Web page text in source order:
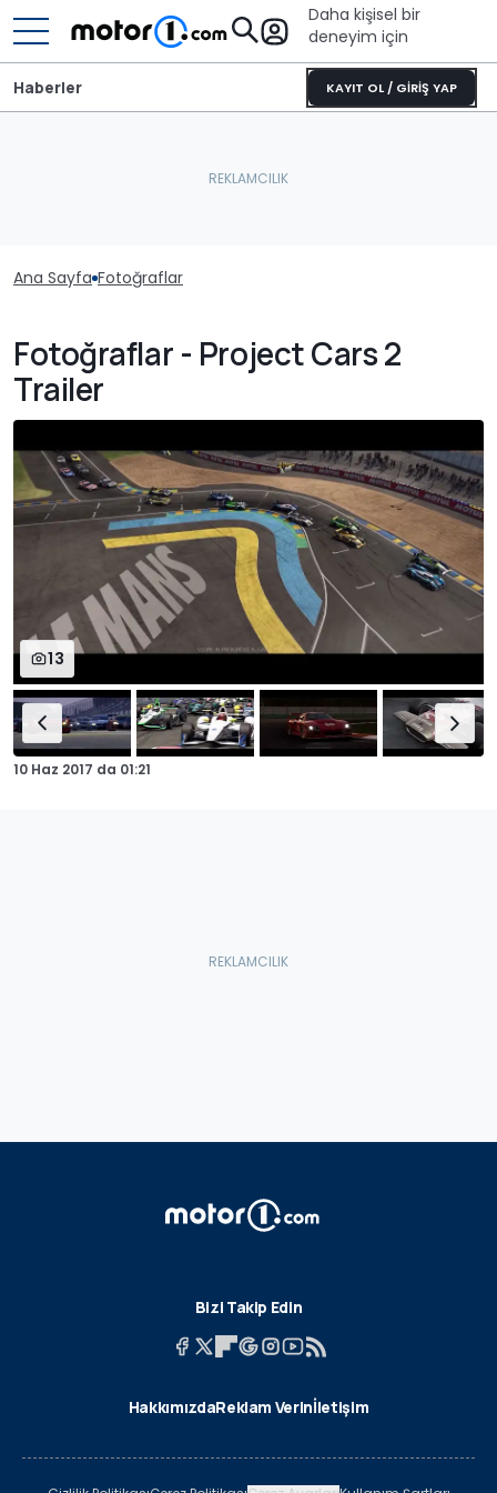
Daha kişisel bir
deneyim için
KAYIT OL / GİRİŞ YAP
Haberler
Ana Sayfa Fotoğraflar
Fotoğraflar - Project Cars 2
Trailer
13
10 Haz 2017 da 01:21
Bizi Takip Edin
HakkımızdaReklam Verinİletişim